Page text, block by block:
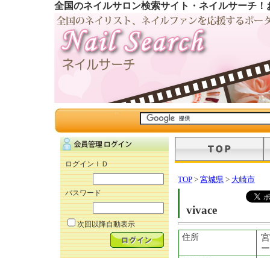
全国のネイルサロン検索サイト・ネイルサーチ
ログインＩＤ
パスワード
次回以降自動表示
TOP > 宮城県 > 大崎市
vivace
住所